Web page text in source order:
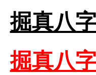
掘真八
掘真八